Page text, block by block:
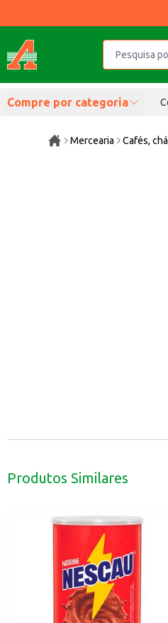
Compre por categoria
Mercearia Cafés,
Produtos Similares